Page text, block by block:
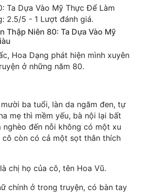
Ta Dựa Vào Mỹ Thực Để Làm
2.5/5 - 1 Lượt đánh giá.
Thập Niên 80: Ta Dựa Vào Mỹ
Hoa Dạng phát hiện mình xuyên
ở những năm 80.
ba tuổi, làn da ngăm đen, tự
mẹ thì mềm yếu, bà nội lại bất
nghèo đến nỗi không có một xu
còn có cả một sọt thân thích
chị họ của cô, tên Hoa Vũ.
chính ở trong truyện, có bàn tay